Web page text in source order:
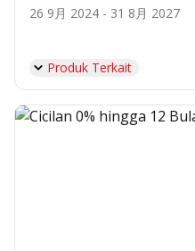
26 9月 2024 - 31 8月 2027
Produk Terkait